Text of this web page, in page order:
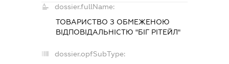
dossier.fullName:
ТОВАРИСТВО З ОБМЕЖЕНОЮ
ВІДПОВІДАЛЬНІСТЮ "БІГ РІТЕЙЛ"
dossier.opfSubType: